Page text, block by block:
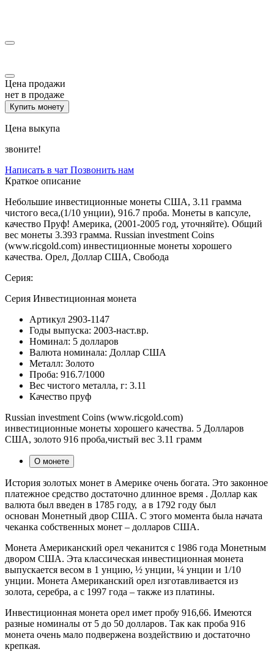
Цена продажи
нет в продаже
Купить монету
Цена выкупа
звоните!
Написать в чат Позвонить нам
Краткое описание
Небольшие инвестиционные монеты США, 3.11 грамма
чистого веса,(1/10 унции), 916.7 проба. Монеты в капсуле,
качество Пруф! Америка, (2001-2005 год, уточняйте). Общий
вес монеты 3.393 грамма. Russian investment Coins
(www.ricgold.com) инвестиционные монеты хорошего
качества. Орел, Доллар США, Свобода
Серия:
Серия Инвестиционная монета
Артикул 2903-1147
Годы выпуска: 2003-наст.вр.
Номинал: 5 долларов
Валюта номинала: Доллар США
Металл: Золото
Проба: 916.7/1000
Вес чистого металла, г: 3.11
Качество пруф
Russian investment Coins (www.ricgold.com)
инвестиционные монеты хорошего качества. 5 Долларов
США, золото 916 проба,чистый вес 3.11 грамм
О монете
История золотых монет в Америке очень богата. Это законное
платежное средство достаточно длинное время . Доллар как
валюта был введен в 1785 году, а в 1792 году был
основан Монетный двор США. С этого момента была начата
чеканка собственных монет – долларов США.
Монета Американский орел чеканится с 1986 года Монетным
двором США. Эта классическая инвестиционная монета
выпускается весом в 1 унцию, ½ унции, ¼ унции и 1/10
унции. Монета Американский орел изготавливается из
золота, серебра, а с 1997 года – также из платины.
Инвестиционная монета орел имет пробу 916,66. Имеются
разные номиналы от 5 до 50 долларов. Так как проба 916
монета очень мало подвержена воздействию и достаточно
крепкая.